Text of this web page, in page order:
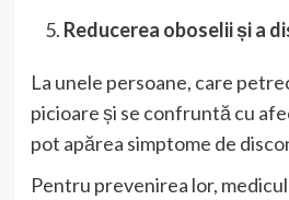
Reducerea oboselii și a
La unele persoane, care
picioare și se confruntă cu
pot apărea simptome de
Pentru prevenirea lor,